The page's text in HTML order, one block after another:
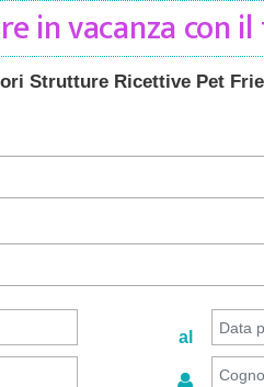
in vacanza con
Strutture Ricettive Pet
al